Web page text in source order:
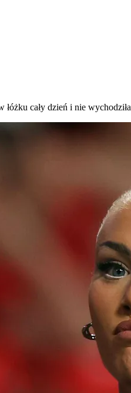
łóżku cały dzień i nie